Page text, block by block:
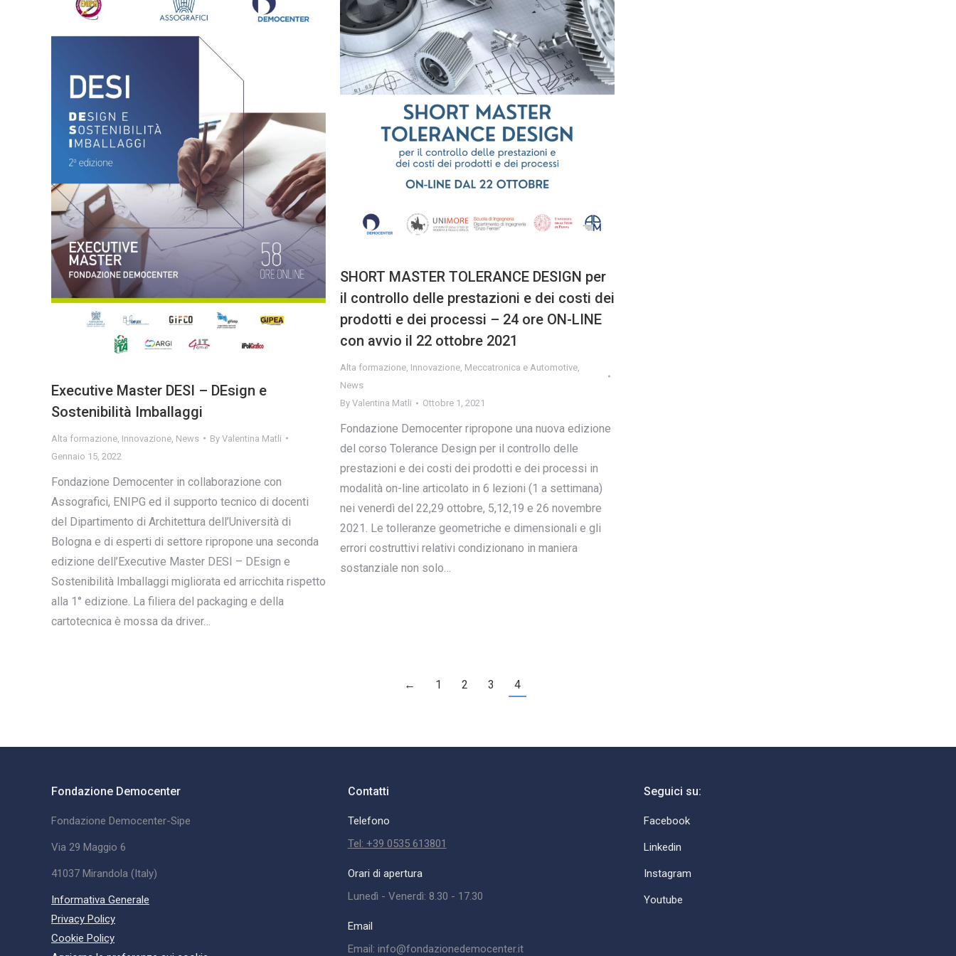
Executive Master DESI – DEsign e
Sostenibilità Imballaggi
Alta formazione Innovazione News By Valentina Matli
Gennaio 15, 2022
Fondazione Democenter in collaborazione con
Assografici, ENIPG ed il supporto tecnico di docenti
del Dipartimento di Architettura dell’Università di
Bologna e di esperti di settore ripropone una seconda
edizione dell’Executive Master DESI – DEsign e
Sostenibilità Imballaggi migliorata ed arricchita rispetto
alla 1° edizione. La filiera del packaging e della
cartotecnica è mossa da driver…
SHORT MASTER TOLERANCE DESIGN per
il controllo delle prestazioni e dei costi dei
prodotti e dei processi – 24 ore ON-LINE
con avvio il 22 ottobre 2021
Alta formazione, Innovazione, Meccatronica e Automotive,
News
By Valentina Matli Ottobre 1, 2021
Fondazione Democenter ripropone una nuova edizione
del corso Tolerance Design per il controllo delle
prestazioni e dei costi dei prodotti e dei processi in
modalità on-line articolato in 6 lezioni (1 a settimana)
nei venerdì del 22,29 ottobre, 5,12,19 e 26 novembre
2021. Le tolleranze geometriche e dimensionali e gli
errori costruttivi relativi condizionano in maniera
sostanziale non solo…
← 1 2 3 4
Fondazione Democenter
Fondazione Democenter-Sipe
Via 29 Maggio 6
41037 Mirandola (Italy)
Informativa Generale
Privacy Policy
Cookie Policy
Contatti
Telefono
Tel: +39 0535 613801
Orari di apertura
Lunedì - Venerdì: 8.30 - 17.30
Email
Email: info@fondazionedemocenter.it
Seguici su:
Facebook
Linkedin
Instagram
Youtube